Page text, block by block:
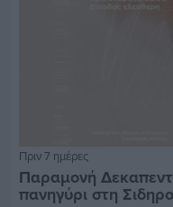
Πριν 7 ημέρες
Παραμονή
πανηγύρι στη